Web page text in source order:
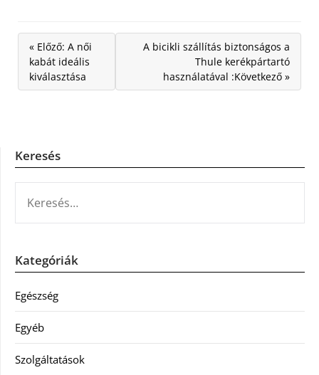
« Előző: A női
kabát ideális
kiválasztása
A bicikli szállítás biztonságos a
Thule kerékpártartó
használatával :Következő »
Keresés
Kategóriák
Egészség
Egyéb
Szolgáltatások